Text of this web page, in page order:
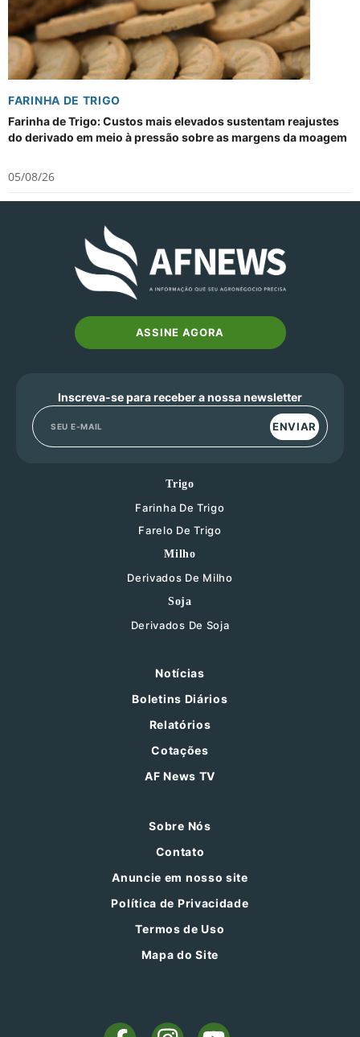
FARINHA DE TRIGO
Farinha de Trigo: Custos mais elevados sustentam reajustes
do derivado em meio à pressão sobre as margens da moagem
05/08/26
ASSINE AGORA
Inscreva-se para receber a nossa newsletter
ENVIAR
Trigo
Farinha De Trigo
Farelo De Trigo
Milho
Derivados De Milho
Soja
Derivados De Soja
Notícias
Boletins Diários
Relatórios
Cotações
AF News TV
Sobre Nós
Contato
Anuncie em nosso site
Política de Privacidade
Termos de Uso
Mapa do Site